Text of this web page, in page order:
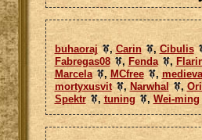
buhaoraj ,Carin , Cibulis
Fabregas08
, Fenda ,
Marcela
, MCfree ,
mortyxusvit
, Narwhal ,
Spektr
, tuning , Wei-ming